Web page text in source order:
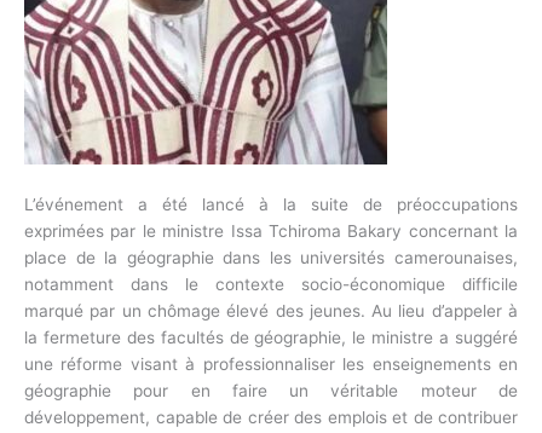
L’événement a été lancé à la suite de préoccupations
exprimées par le ministre Issa Tchiroma Bakary concernant la
place de la géographie dans les universités camerounaises,
notamment dans le contexte socio-économique difficile
marqué par un chômage élevé des jeunes. Au lieu d’appeler à
la fermeture des facultés de géographie, le ministre a suggéré
une réforme visant à professionnaliser les enseignements en
géographie pour en faire un véritable moteur de
développement, capable de créer des emplois et de contribuer